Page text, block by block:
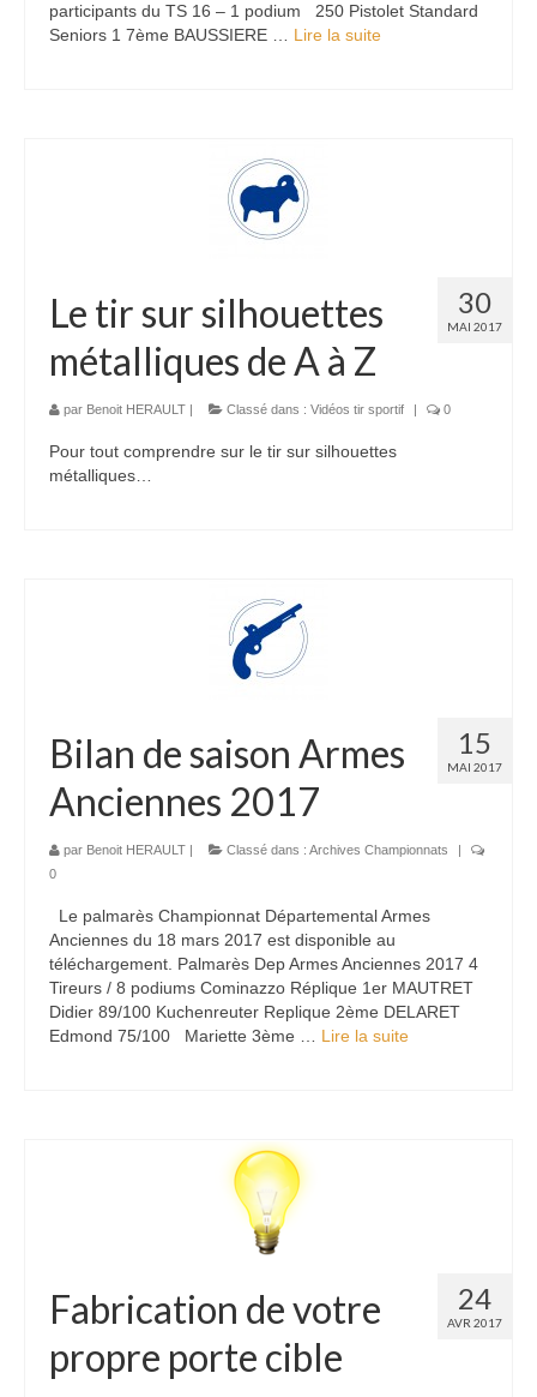
participants du TS 16 – 1 podium 250 Pistolet Standard
Seniors 1 7ème BAUSSIERE … Lire la suite­­
30
MAI 2017
Le tir sur silhouettes
métalliques de A à Z
par Benoit HERAULT | Classé dans : Vidéos tir sportif | 0
Pour tout comprendre sur le tir sur silhouettes
métalliques…
15
MAI 2017
Bilan de saison Armes
Anciennes 2017
par Benoit HERAULT | Classé dans : Archives Championnats
|
0
Le palmarès Championnat Départemental Armes
Anciennes du 18 mars 2017 est disponible au
téléchargement. Palmarès Dep Armes Anciennes 2017 4
Tireurs / 8 podiums Cominazzo Réplique 1er MAUTRET
Didier 89/100 Kuchenreuter Replique 2ème DELARET
Edmond 75/100 Mariette 3ème … Lire la suite­­
24
AVR 2017
Fabrication de votre
propre porte cible